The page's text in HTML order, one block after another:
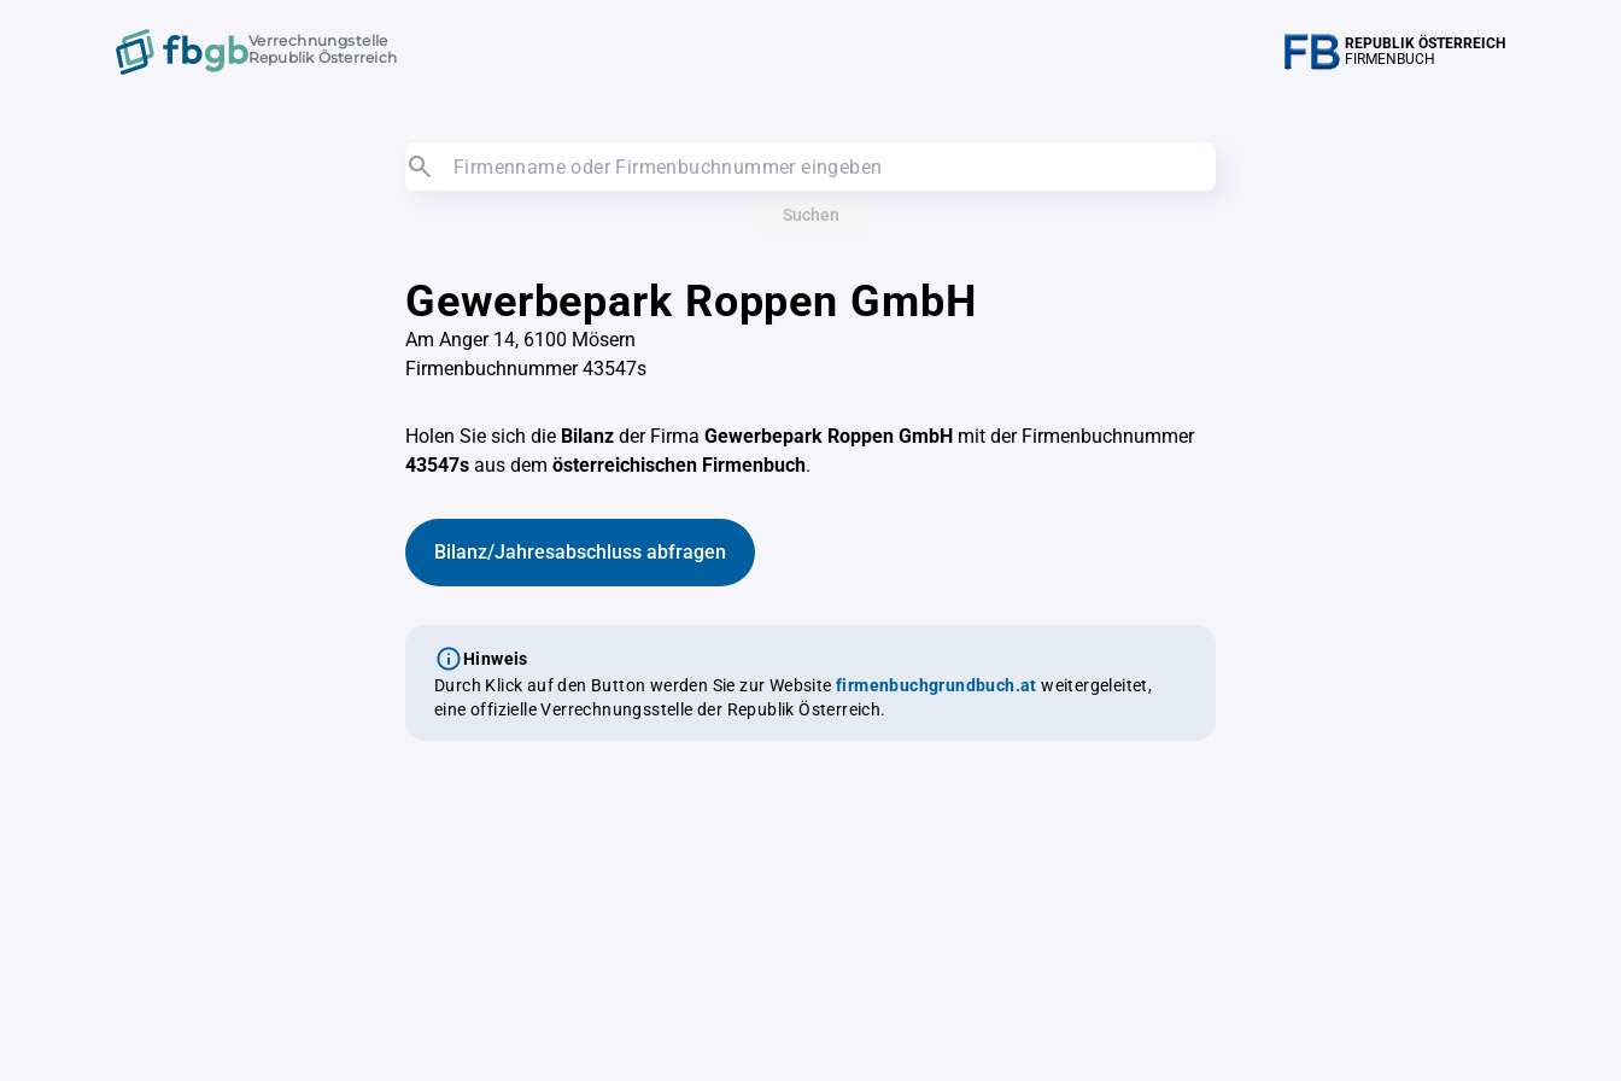
Verrechnungstelle
Republik Österreich
REPUBLIK ÖSTERREICH
FIRMENBUCH
Suchen
Gewerbepark Roppen GmbH
Am Anger 14, 6100 Mösern
Firmenbuchnummer 43547s
Holen Sie sich die Bilanz der Firma Gewerbepark Roppen GmbH mit der Firmenbuchnummer
43547s aus dem österreichischen Firmenbuch.
Bilanz/Jahresabschluss abfragen
Hinweis
Durch Klick auf den Button werden Sie zur Website firmenbuchgrundbuch.at weitergeleitet,
eine offizielle Verrechnungsstelle der Republik Österreich.